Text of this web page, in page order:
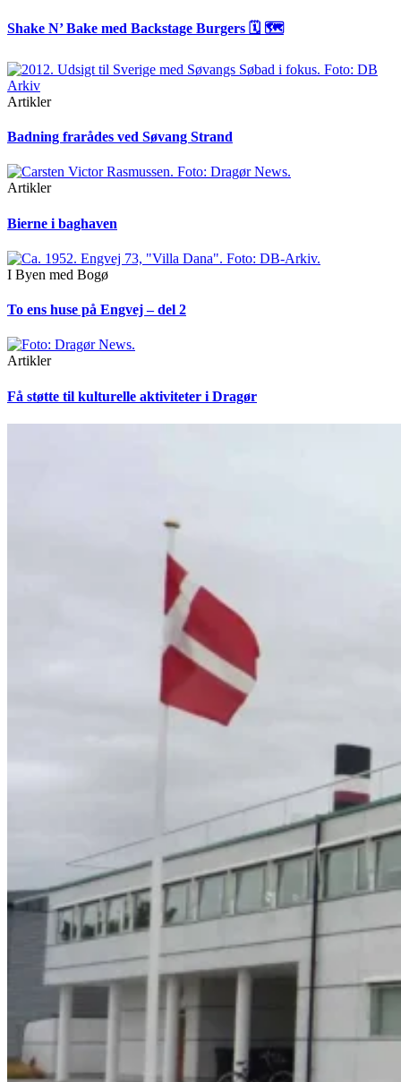
Shake N’ Bake med Backstage Burgers 🗓 🗺
Artikler
Badning frarådes ved Søvang Strand
Artikler
Bierne i baghaven
I Byen med Bogø
To ens huse på Engvej – del 2
Artikler
Få støtte til kulturelle aktiviteter i Dragør